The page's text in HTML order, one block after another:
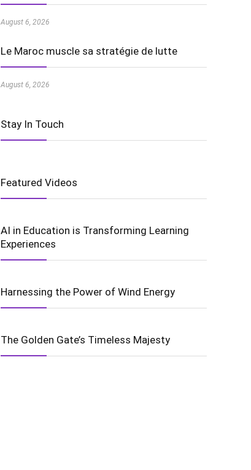
August 6, 2026
Le Maroc muscle sa stratégie de lutte
August 6, 2026
Stay In Touch
Featured Videos
AI in Education is Transforming Learning
Experiences
Harnessing the Power of Wind Energy
The Golden Gate’s Timeless Majesty